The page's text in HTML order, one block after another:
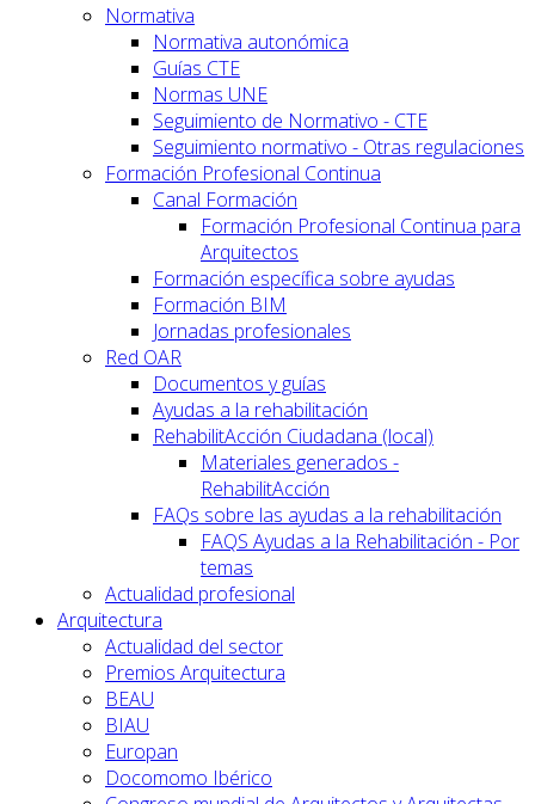
Normativa
Normativa autonómica
Guías CTE
Normas UNE
Seguimiento de Normativo - CTE
Seguimiento normativo - Otras regulaciones
Formación Profesional Continua
Canal Formación
Formación Profesional Continua para
Arquitectos
Formación específica sobre ayudas
Formación BIM
Jornadas profesionales
Red OAR
Documentos y guías
Ayudas a la rehabilitación
RehabilitAcción Ciudadana (local)
Materiales generados -
RehabilitAcción
FAQs sobre las ayudas a la rehabilitación
FAQS Ayudas a la Rehabilitación - Por
temas
Actualidad profesional
Arquitectura
Actualidad del sector
Premios Arquitectura
BEAU
BIAU
Europan
Docomomo Ibérico